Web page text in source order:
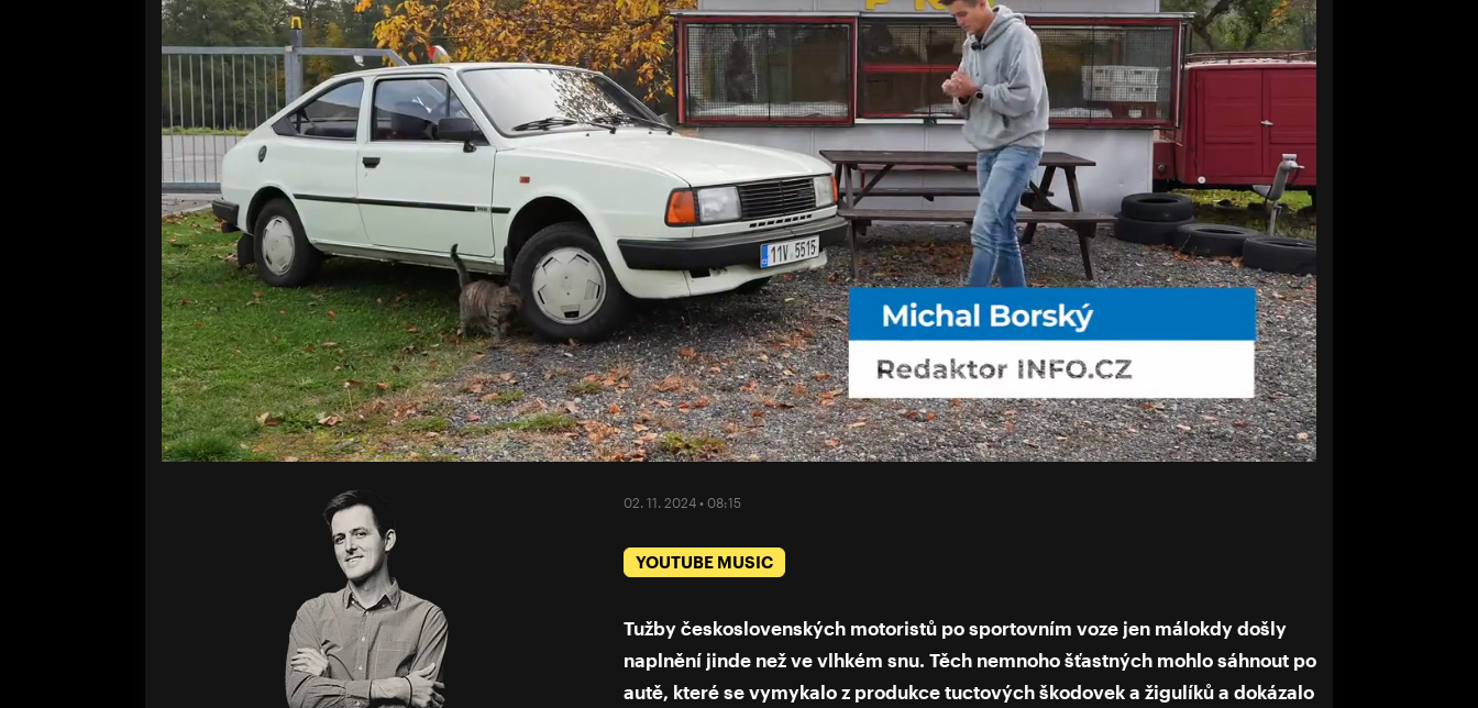
02. 11. 2024 • 08:15
YOUTUBE MUSIC
Tužby československých motoristů po sportovním voze jen málokdy došly
naplnění jinde než ve vlhkém snu. Těch nemnoho šťastných mohlo sáhnout po
autě, které se vymykalo z produkce tuctových škodovek a žigulíků a dokázalo